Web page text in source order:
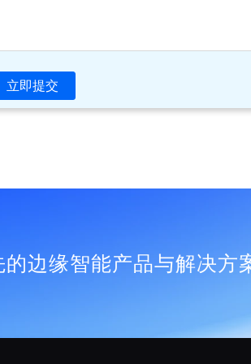
立即提交
的边缘智能产品与解决方